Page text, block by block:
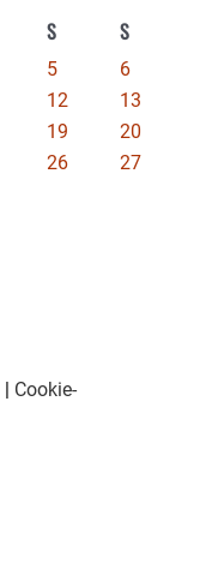
S S
5
6
12
13
19
20
26
27
Cookie-